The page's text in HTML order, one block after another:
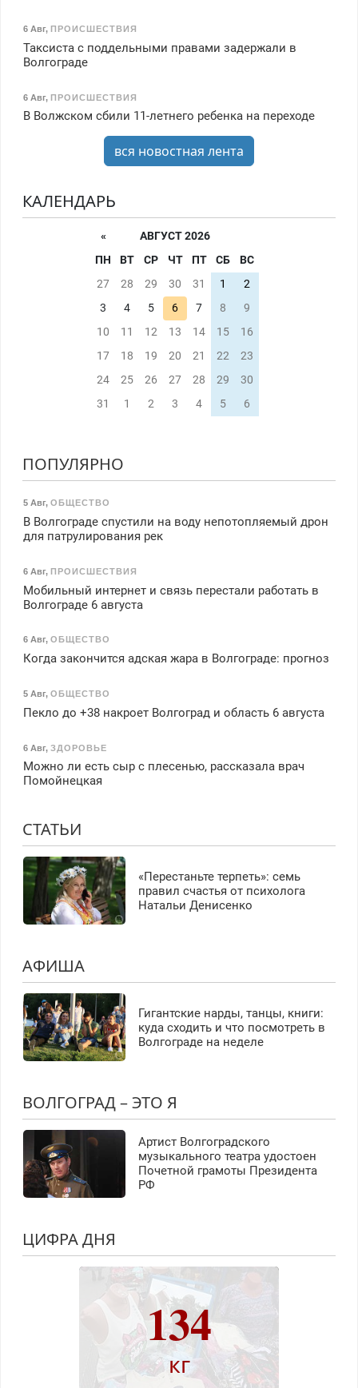
6 Авг, ПРОИСШЕСТВИЯ
Таксиста с поддельными правами задержали в
Волгограде
6 Авг, ПРОИСШЕСТВИЯ
В Волжском сбили 11-летнего ребенка на переходе
вся новостная лента
КАЛЕНДАРЬ
«
АВГУСТ 2026
ПН
ВТ СР ЧТ ПТ СБ
ВС
27
28 29 30 31 1
2
3
4 5 6 7 8
9
10
11 12 13 14 15
16
17
18 19 20 21 22
23
24
25 26 27 28 29
30
31
1 2 3 4 5 6
ПОПУЛЯРНО
5 Авг, ОБЩЕСТВО
В Волгограде спустили на воду непотопляемый дрон
для патрулирования рек
6 Авг, ПРОИСШЕСТВИЯ
Мобильный интернет и связь перестали работать в
Волгограде 6 августа
6 Авг, ОБЩЕСТВО
Когда закончится адская жара в Волгограде: прогноз
5 Авг, ОБЩЕСТВО
Пекло до +38 накроет Волгоград и область 6 августа
6 Авг, ЗДОРОВЬЕ
Можно ли есть сыр с плесенью, рассказала врач
Помойнецкая
СТАТЬИ
«Перестаньте терпеть»: семь
правил счастья от психолога
Натальи Денисенко
АФИША
Гигантские нарды, танцы, книги:
куда сходить и что посмотреть в
Волгограде на неделе
ВОЛГОГРАД – ЭТО Я
Артист Волгоградского
музыкального театра удостоен
Почетной грамоты Президента
РФ
ЦИФРА ДНЯ
134
кг